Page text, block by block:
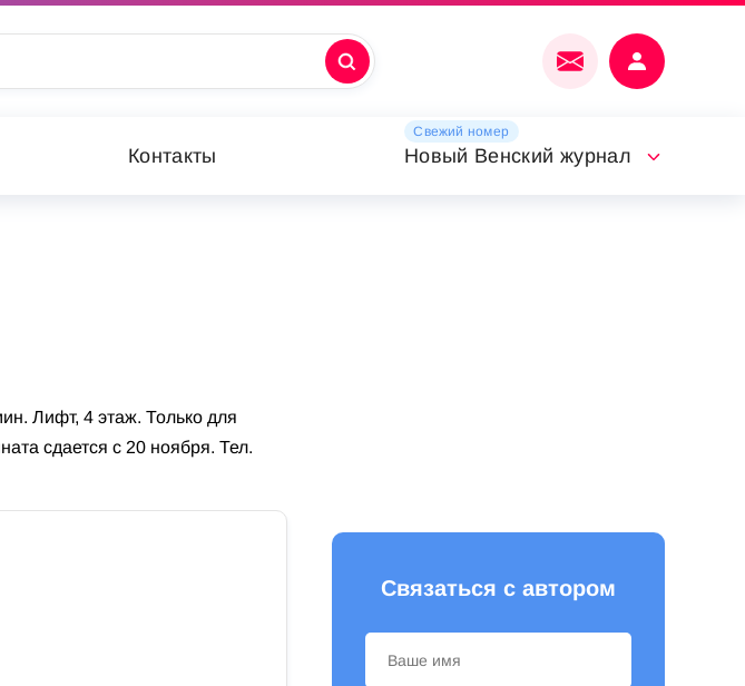
Контакты
Свежий номер
Новый Венский журнал
Лифт, 4 этаж. Только для
сдается с 20 ноября. Тел.
Связаться с автором